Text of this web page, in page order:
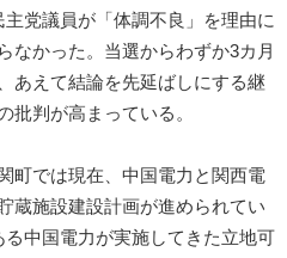
党議員が「体調不良」を理由に
なかった。当選からわずか3カ月
あえて結論を先延ばしにする継
批判が高まっている。
町では現在、中国電力と関西電
蔵施設建設計画が進められてい
中国電力が実施してきた立地可